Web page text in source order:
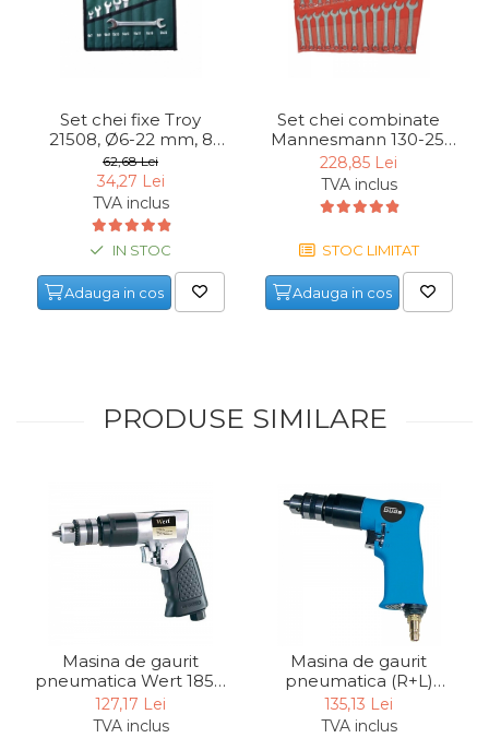
Set chei fixe Troy
21508, Ø6-22 mm, 8
piese
62,68 Lei
34,27 Lei
TVA inclus
IN STOC
Adauga in cos
Set chei combinate
Mannesmann 130-25,
Ø6-32 mm, 25 piese
228,85 Lei
TVA inclus
STOC LIMITAT
Adauga in cos
PRODUSE SIMILARE
Masina de gaurit
pneumatica Wert 1852,
3/8’', 6.3 bari, 1800 rpm
127,17 Lei
TVA inclus
Masina de gaurit
pneumatica (R+L)
Gude 40022, 2000 rpm
135,13 Lei
TVA inclus